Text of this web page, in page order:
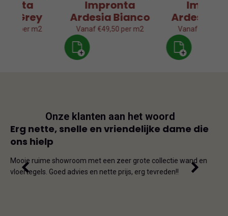
Grey
per m2
Impronta
Ardesia Bianco
Vanaf €49,50 per m2
+
Ardesia
Vanaf €49,50
+
Onze klanten aan het woord
Erg nette, snelle en vriendelijke dame die
ons hielp
Mooie ruime showroom met een zeer grote collectie wand en
vloertegels. Goed advies en nette prijs, erg tevreden!!